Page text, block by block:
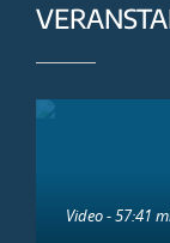
Video - 57:41